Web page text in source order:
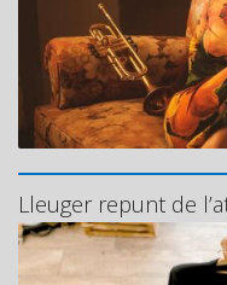
Lleuger repunt de